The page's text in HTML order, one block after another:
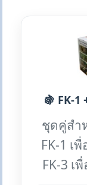
🍇 FK-1
ชุดคู่สำ
FK-1 เ
FK-3 เ